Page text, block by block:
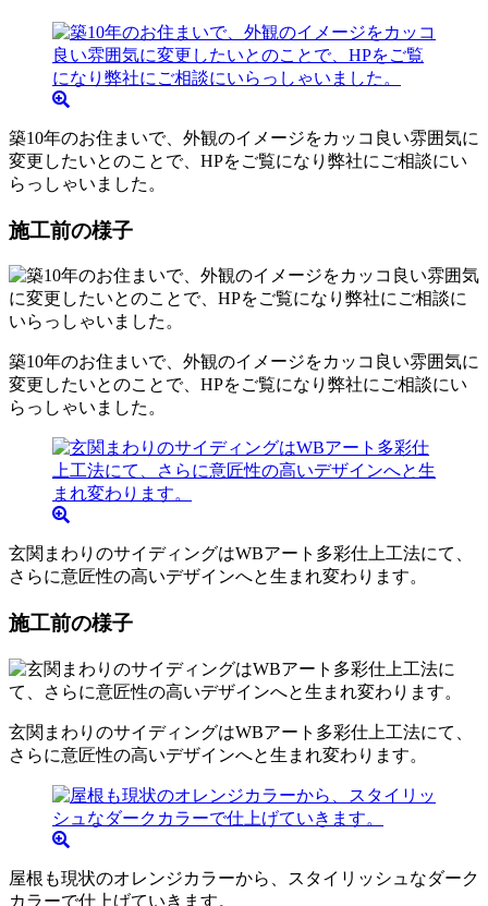
築10年のお住まいで、外観のイメージをカッコ良い雰囲気に
変更したいとのことで、HPをご覧になり弊社にご相談にい
らっしゃいました。
施工前の様子
築10年のお住まいで、外観のイメージをカッコ良い雰囲気に
変更したいとのことで、HPをご覧になり弊社にご相談にい
らっしゃいました。
玄関まわりのサイディングはWBアート多彩仕上工法にて、
さらに意匠性の高いデザインへと生まれ変わります。
施工前の様子
玄関まわりのサイディングはWBアート多彩仕上工法にて、
さらに意匠性の高いデザインへと生まれ変わります。
屋根も現状のオレンジカラーから、スタイリッシュなダーク
カラーで仕上げていきます。